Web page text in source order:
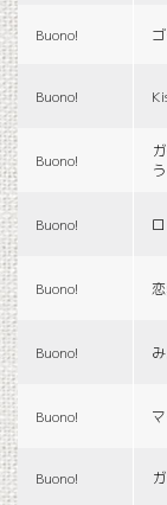
Buono!
Buono!
Buono!
う
Buono!
Buono!
Buono!
Buono!
Buono!